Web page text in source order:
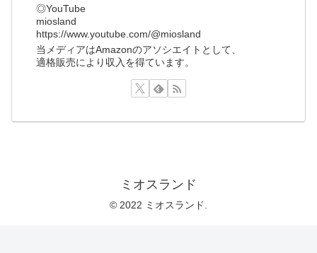
◎YouTube
miosland
https://www.youtube.com/@miosland
当メディアはAmazonのアソシエイトとして、
適格販売により収入を得ています。
ミオスランド
© 2022 ミオスランド.